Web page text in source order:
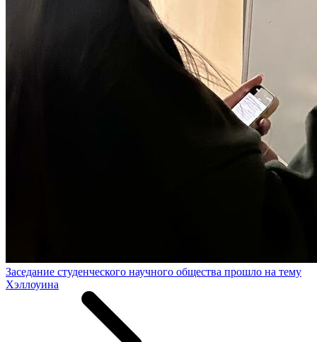
Заседание студенческого научного общества прошло на тему
Хэллоуина